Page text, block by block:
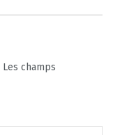
Les champs